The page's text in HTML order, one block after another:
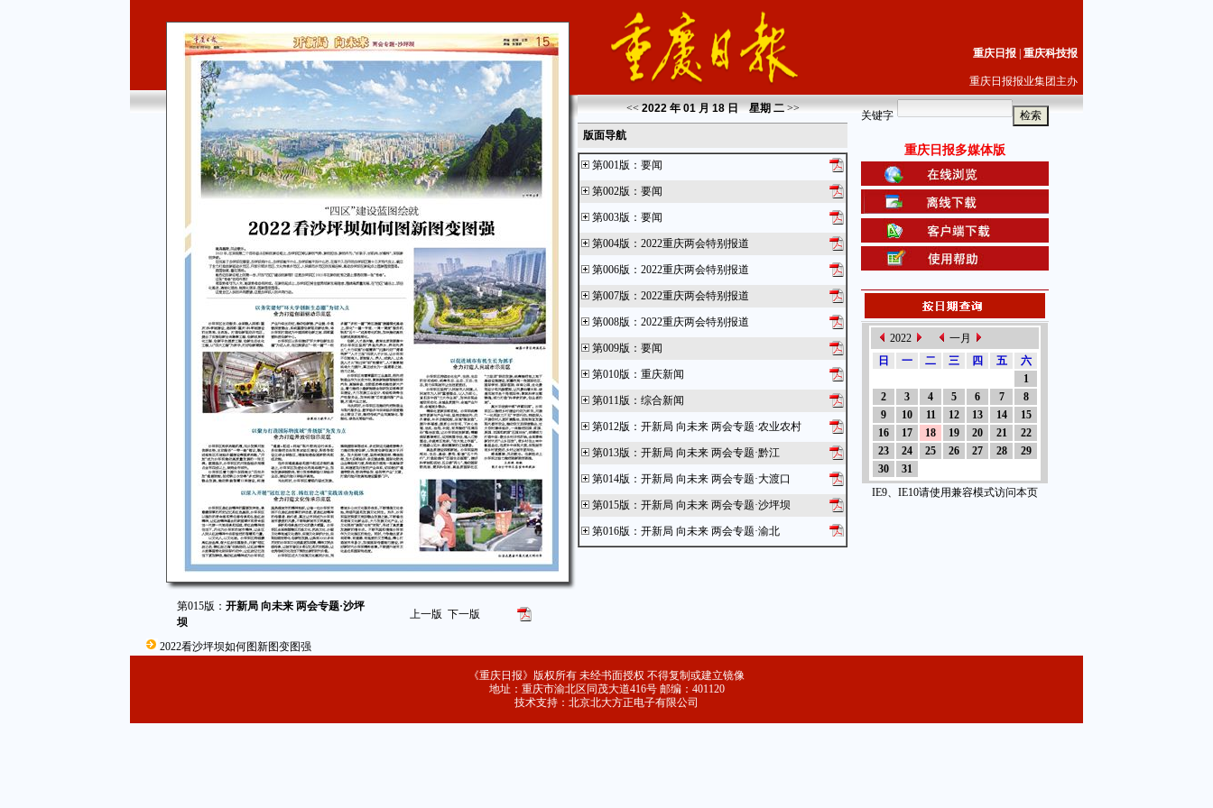
第015版： 开新局 向未来 两会专题·沙坪
坝
上一版 下一版
2022看沙坪坝如何图新图变图强
重庆日报 重庆科技报
重庆日报报业集团主办
<< 2022 年 01 月 18 日 星期二 >>
版面导航
第001版 ： 要闻
第002版 ： 要闻
第003版 ： 要闻
第004版 ： 2022重庆两会特别报道
第006版 ： 2022重庆两会特别报道
第007版 ： 2022重庆两会特别报道
第008版 ： 2022重庆两会特别报道
第009版 ： 要闻
第010版 ： 重庆新闻
第011版 ： 综合新闻
第012版 ： 开新局 向未来 两会专题·农业农村
第013版 ： 开新局 向未来 两会专题·黔江
第014版 ： 开新局 向未来 两会专题·大渡口
第015版 ： 开新局 向未来 两会专题·沙坪坝
第016版 ： 开新局 向未来 两会专题·渝北
第023版：开新局 向未来 两会专题·潼南
关键字
重庆日报多媒体版
2022
一月
日
一 二 三 四 五
六
1
2
3 4 5 6 7
8
9
10 11 12 13 14
15
16
17 18 19 20 21
22
23
24 25 26 27 28
29
30
31
IE9、IE10请使用兼容模式访问本页
《重庆日报》版权所有 未经书面授权 不得复制或建立镜像
地址：重庆市渝北区同茂大道416号 邮编：401120
技术支持：北京北大方正电子有限公司